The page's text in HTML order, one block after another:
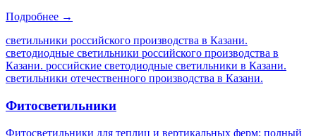
Подробнее →
светильники российского производства в Казани.
светодиодные светильники российского производства в
Казани. российские светодиодные светильники в Казани.
светильники отечественного производства в Казани.
Фитосветильники
Фитосветильники для теплиц и вертикальных ферм: полный